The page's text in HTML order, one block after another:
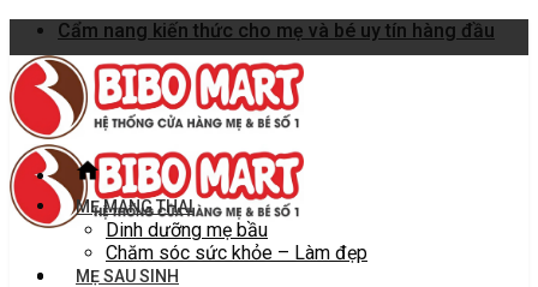
Skip
to
content
Cẩm nang kiến thức cho mẹ và bé uy tín hàng đầu
MẸ MANG THAI
Dinh dưỡng mẹ bầu
Chăm sóc sức khỏe – Làm đẹp
MẸ SAU SINH